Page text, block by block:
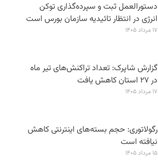
دستورالعمل ثبت و سپرده‌گذاری توکن
انرژی در انتظار تائیدیه سازمان بورس است
۱۷ مرداد ۱۴۰۵
گزارش شاپرک: تعداد تراکنش‌های تیر ماه
در ۲۷ استان‌ کاهش یافت
۱۷ مرداد ۱۴۰۵
رگولاتوری: حجم بسته‌های اینترنتی کاهش
نیافته است
۱۵ مرداد ۱۴۰۵